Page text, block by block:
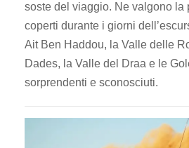
soste del viaggio. Ne valgono la
coperti durante i giorni
Ait Ben Haddou, la Valle delle
Dades, la Valle del Draa e le
sorprendenti e sconosciuti.